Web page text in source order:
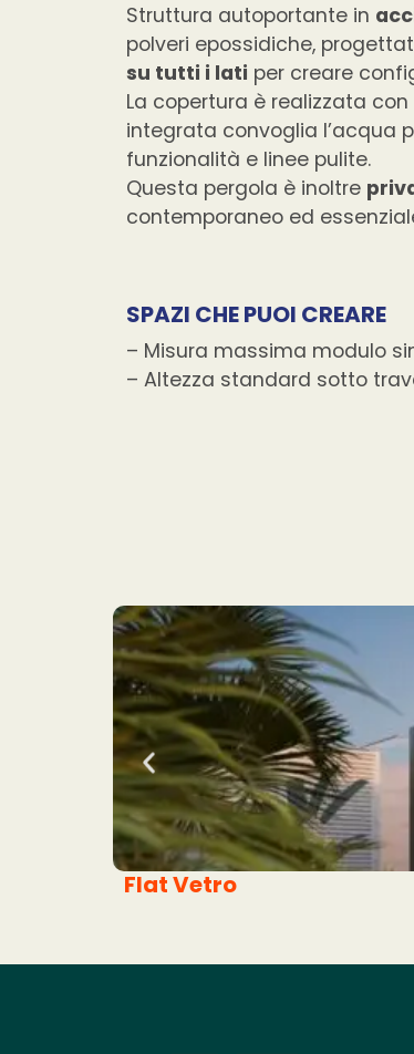
Struttura autoportante in
polveri epossidiche,
su tutti i lati per creare
La copertura è realizzata con
integrata convoglia l’acqua
funzionalità e linee pulite.
Questa pergola è inoltre
contemporaneo ed
SPAZI CHE PUOI CREARE
– Misura massima modulo
– Altezza standard sotto
Flat Vetro